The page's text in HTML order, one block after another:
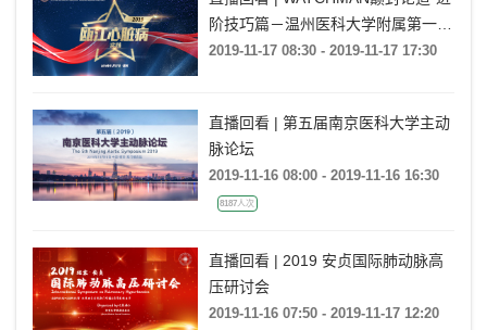
阶技巧篇－温州医科大学附属第一医
院站
2019-11-17 08:30 - 2019-11-17 17:30
直播回看 | 第五届南京医科大学主动
脉论坛
2019-11-16 08:00 - 2019-11-16 16:30
8187人次
直播回看 | 2019 安贞国际肺动脉高
压研讨会
2019-11-16 07:50 - 2019-11-17 12:20